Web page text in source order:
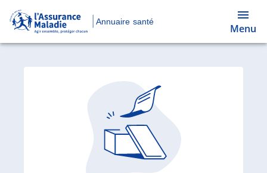
Annuaire santé
Menu